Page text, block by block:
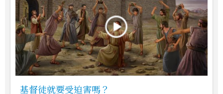
基督徒就要受迫害嗎？